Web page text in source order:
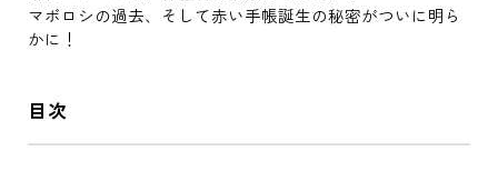
マボロシの過去、そして赤い手帳誕生の秘密がついに明ら
かに！
目次